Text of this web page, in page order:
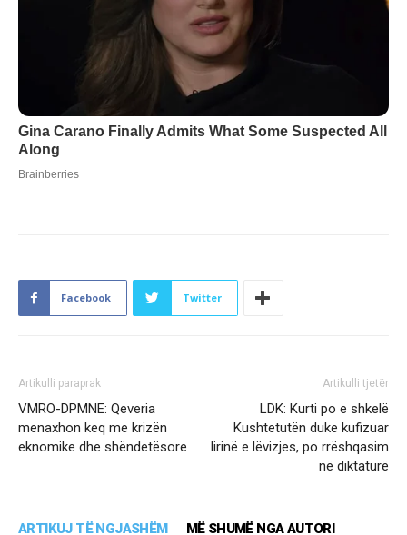
Facebook Twitter
Artikulli paraprak
VMRO-DPMNE: Qeveria
menaxhon keq me krizën
eknomike dhe shëndetësore
Artikulli tjetër
LDK: Kurti po e shkelë
Kushtetutën duke kufizuar
lirinë e lëvizjes, po rrëshqasim
në diktaturë
ARTIKUJ TË NGJASHËM MË SHUMË NGA AUTORI